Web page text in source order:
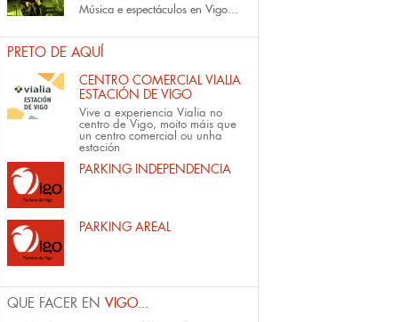
Música e espectáculos en Vigo...
PRETO DE AQUÍ
CENTRO COMERCIAL VIALIA
ESTACIÓN DE VIGO
Vive a experiencia Vialia no
centro de Vigo, moito máis que
un centro comercial ou unha
estación
PARKING INDEPENDENCIA
PARKING AREAL
QUE FACER EN VIGO...